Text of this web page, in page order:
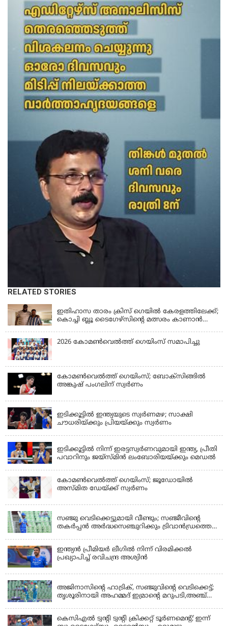
RELATED STORIES
KERALA
ഇതിഹാസ താരം ക്രിസ് ഗെയിൽ കേരളത്തിലേക്ക്;
കൊച്ചി ബ്ലൂ ടൈഗേഴ്സിന്റെ മത്സരം കാണാൻ
2026 കോമണ്‍വെല്‍ത്ത് ഗെയിംസ് സമാപിച്ചു
കോമണ്‍വെല്‍ത്ത് ഗെയിംസ്; ബോക്‌സിങ്ങില്‍
അങ്കുഷ് പംഗലിന് സ്വര്‍ണം
ഇടിക്കൂട്ടിൽ ഇന്ത്യയുടെ സ്വർണമഴ; സാക്ഷി
ചൗധരിയ്ക്കും പ്രിയയ്ക്കും സ്വർണം
ഇടിക്കൂട്ടിൽ നിന്ന് ഇരട്ടസ്വർണവുമായി ഇന്ത്യ, പ്രീതി
പവാറിനും ജയ്സ്മിന്‍ ലംബോരിയയ്ക്കും മെഡൽ
കോമണ്‍വെല്‍ത്ത് ഗെയിംസ്; ജൂഡോയിൽ
അസ്മിത ഡേയ്ക്ക് സ്വർണം
സഞ്ജു വെടിക്കെട്ടുമായി വീണ്ടും; സഞ്ജീവിന്‍റെ
തകർപ്പൻ അർദ്ധസെഞ്ചുറിക്കും ട്രിവാൻഡ്രത്തെ
ഇന്ത്യന്‍ പ്രീമിയര്‍ ലീഗില്‍ നിന്ന് വിരമിക്കല്‍
പ്രഖ്യാപിച്ച് രവിചന്ദ്ര അശ്വിന്‍
അജിനാസിന്റെ ഹാട്രിക്, സഞ്ജുവിന്റെ വെടിക്കെട്ട്;
തൃശൂരിനായി അഹമ്മദ് ഇമ്രാന്റെ മറുപടി,അഞ്ച്
കെസിഎൽ ട്വൻ്റി ട്വൻ്റി ക്രിക്കറ്റ് ടൂർണമെൻ്റ്; ഇന്ന്